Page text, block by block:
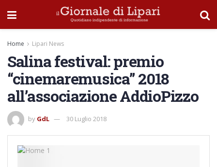
Home Lipari News
Salina festival: premio
“cinemaremusica” 2018
all’associazione AddioPizzo
by GdL 30 Luglio 2018